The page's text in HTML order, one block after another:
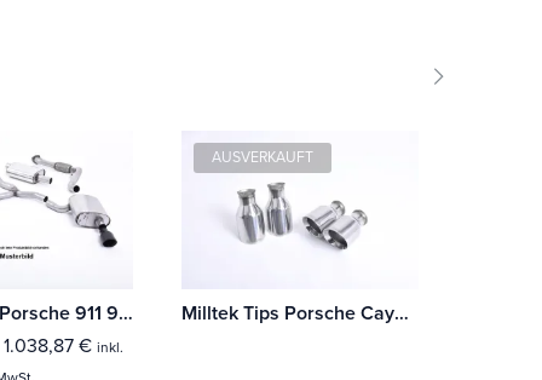
Milltek Tips Porsche 911 991.2 GT3 & GT3 RS
1.038,87 € inkl.
AUSVERKAUFT
Milltek Tips Porsche Cayenne 958 Turbo 4.8 V8 (Pre-Facelift)